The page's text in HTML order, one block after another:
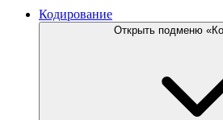
Кодирование
Открыть подменю